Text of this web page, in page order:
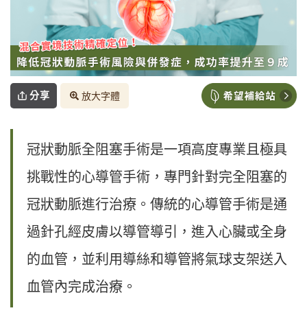
分享 放大字體
冠狀動脈全阻塞手術是一項高度專業且極具
挑戰性的心導管手術，專門針對完全阻塞的
冠狀動脈進行治療。傳統的心導管手術是通
過針孔經皮膚以導管導引，進入心臟或全身
的血管，並利用導絲和導管將氣球支架送入
血管內完成治療。